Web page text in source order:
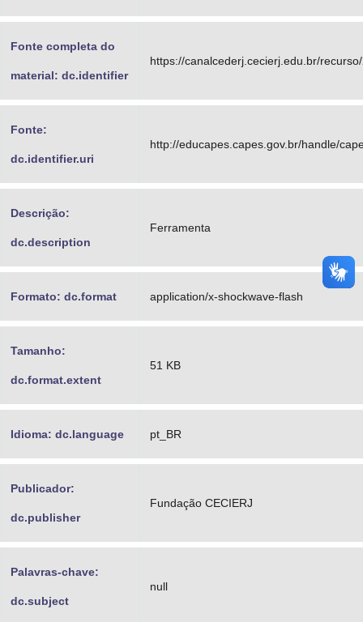
Fonte completa do
material: dc.identifier
https://canalcederj.cecierj.edu.br/
Fonte:
dc.identifier.uri
http://educapes.capes.gov.br/handle/
Descrição:
dc.description
Ferramenta
Formato: dc.format application/x-shockwave-flash
Tamanho:
dc.format.extent
51 KB
Idioma: dc.language pt_BR
Publicador:
dc.publisher
Fundação CECIERJ
Palavras-chave:
dc.subject
null